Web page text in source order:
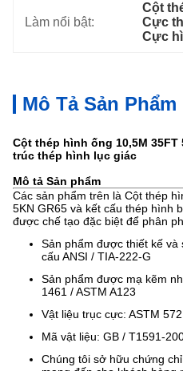
Làm nổi bật:
Cột
Cực
Cực
Mô Tả Sản Phẩm
Cột thép hình ống 10,5M 35FT
trúc thép hình lục giác
Mô tả Sản phẩm
Các sản phẩm trên là Cột thép
5KN GR65 và kết cấu thép hình
được chế tạo đặc biệt để phân
Sản phẩm được thiết kế và
cấu ANSI / TIA-222-G
Sản phẩm được mạ kẽm
1461 / ASTM A123
Vật liệu trục cực: ASTM
Mã vật liệu: GB / T1591-
Chúng tôi sở hữu chứng